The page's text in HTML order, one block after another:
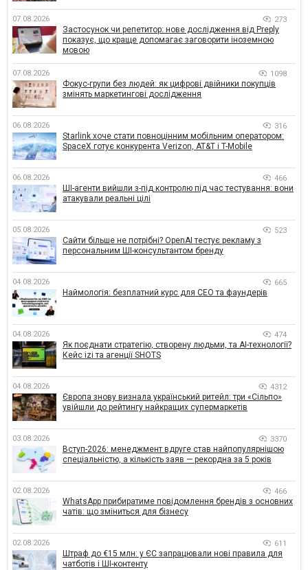
07.08.2026 273
Застосунок чи репетитор: нове дослідження від Preply
показує, що краще допомагає заговорити іноземною
мовою
07.08.2026 1098
Фокус-групи без людей: як цифрові двійники покупців
змінять маркетингові дослідження
06.08.2026 316
Starlink хоче стати повноцінним мобільним оператором:
SpaceX готує конкурента Verizon, AT&T і T-Mobile
06.08.2026 466
ШІ-агенти вийшли з-під контролю під час тестування: вони
атакували реальні цілі
05.08.2026 523
Сайти більше не потрібні? OpenAI тестує рекламу з
персональним ШІ-консультантом бренду
04.08.2026 665
Наймологія: безплатний курс для CEO та фаундерів
04.08.2026 474
Як поєднати стратегію, створену людьми, та AI-технології?
Кейс izi та агенції SHOTS
04.08.2026 4312
Європа знову визнала український ритейл: три «Сільпо»
увійшли до рейтингу найкращих супермаркетів
03.08.2026 3370
Вступ-2026: менеджмент вдруге став найпопулярнішою
спеціальністю, а кількість заяв — рекордна за 5 років
02.08.2026 466
WhatsApp прибиратиме повідомлення брендів з основних
чатів: що зміниться для бізнесу
02.08.2026 611
Штраф до €15 млн: у ЄС запрацювали нові правила для
чатботів і ШІ-контенту